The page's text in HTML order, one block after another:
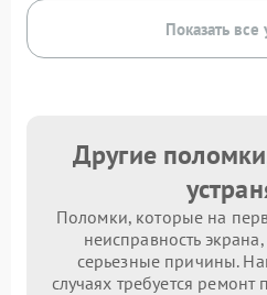
Показать все
Другие
Поломки, которые на
неисправность
серьезные причины.
случаях требуется